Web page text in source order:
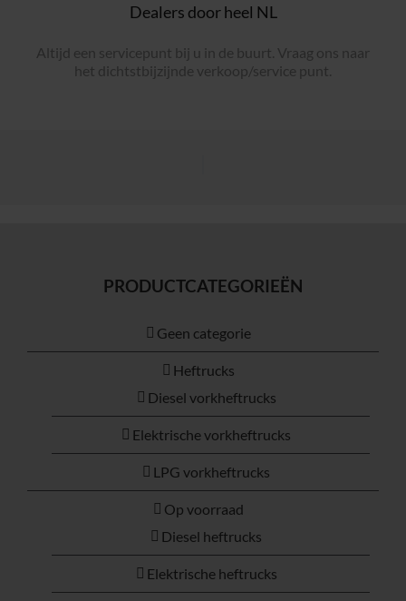
Dealers door heel NL
Altijd een servicepunt bij u in de buurt. Vraag ons naar
het dichtstbijzijnde verkoop/service punt.
PRODUCTCATEGORIEËN
Geen categorie
Heftrucks
Diesel vorkheftrucks
Elektrische vorkheftrucks
LPG vorkheftrucks
Op voorraad
Diesel heftrucks
Elektrische heftrucks